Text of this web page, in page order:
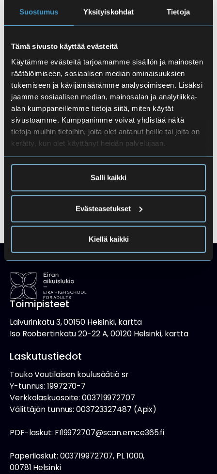
Suostumus Yksityiskohdat Tietoja
Tämä sivusto käyttää evästeitä
Käytämme evästeitä tarjoamamme sisällön ja mainosten
räätälöimiseen, sosiaalisen median ominaisuuksien
tukemiseen ja kävijämäärämme analysoimiseen. Lisäksi
jaamme sosiaalisen median, mainosalan ja analytiikka-
alan kumppaneillemme tietoja siitä, miten käytät
sivustoamme. Kumppanimme voivat yhdistää näitä
tietoja muihin tietoihin, joita olet antanut heille tai joita on
kerätty, kun olet käyttänyt heidän palvelujaan.
Salli kaikki
Evästeasetukset
Kiellä kaikki
Alkuinfo lukion alusta aloittaville
Toimipisteet
Laivurinkatu 3, 00150 Helsinki, kartta
Iso Roobertinkatu 20-22 A, 00120 Helsinki, kartta
Laskutustiedot
Touko Voutilaisen koulusäätiö sr
Y-tunnus: 1997270-7
Verkkolaskuosoite: 003719972707
Välittäjän tunnus: 003723327487 (Apix)
PDF-laskut: FI19972707@scan.emce365.fi
Paperilaskut: 003719972707, PL 1000,
00781 Helsinki